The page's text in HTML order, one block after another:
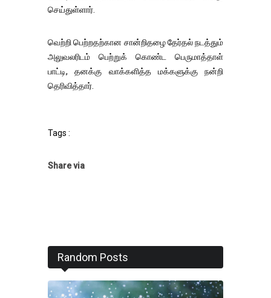
செய்துள்ளார்.
வெற்றி பெற்றதற்கான சான்றிதழை தேர்தல் நடத்தும்
அலுவலரிடம் பெற்றுக் கொண்ட பெருமாத்தாள்
பாட்டி, தனக்கு வாக்களித்த மக்களுக்கு நன்றி
தெரிவித்தார்.
Tags :
Share via
Random Posts